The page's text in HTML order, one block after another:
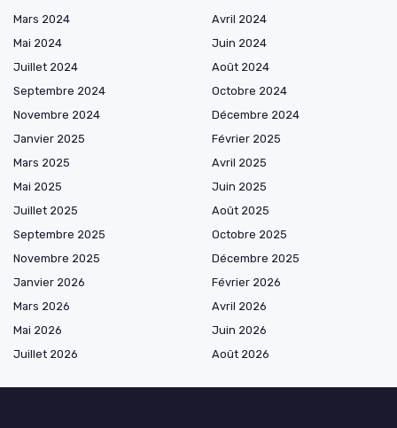
Mars 2024
Avril 2024
Mai 2024
Juin 2024
Juillet 2024
Août 2024
Septembre 2024
Octobre 2024
Novembre 2024
Décembre 2024
Janvier 2025
Février 2025
Mars 2025
Avril 2025
Mai 2025
Juin 2025
Juillet 2025
Août 2025
Septembre 2025
Octobre 2025
Novembre 2025
Décembre 2025
Janvier 2026
Février 2026
Mars 2026
Avril 2026
Mai 2026
Juin 2026
Juillet 2026
Août 2026